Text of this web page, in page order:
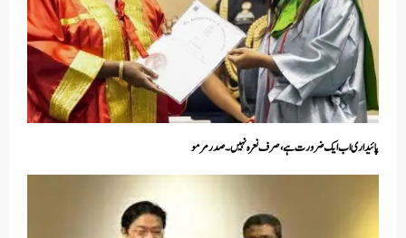
پائیداری اب ایک ضرورت ہے، صرف نعرہ نہیں۔ صدر مرمو